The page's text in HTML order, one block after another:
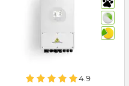
4.9